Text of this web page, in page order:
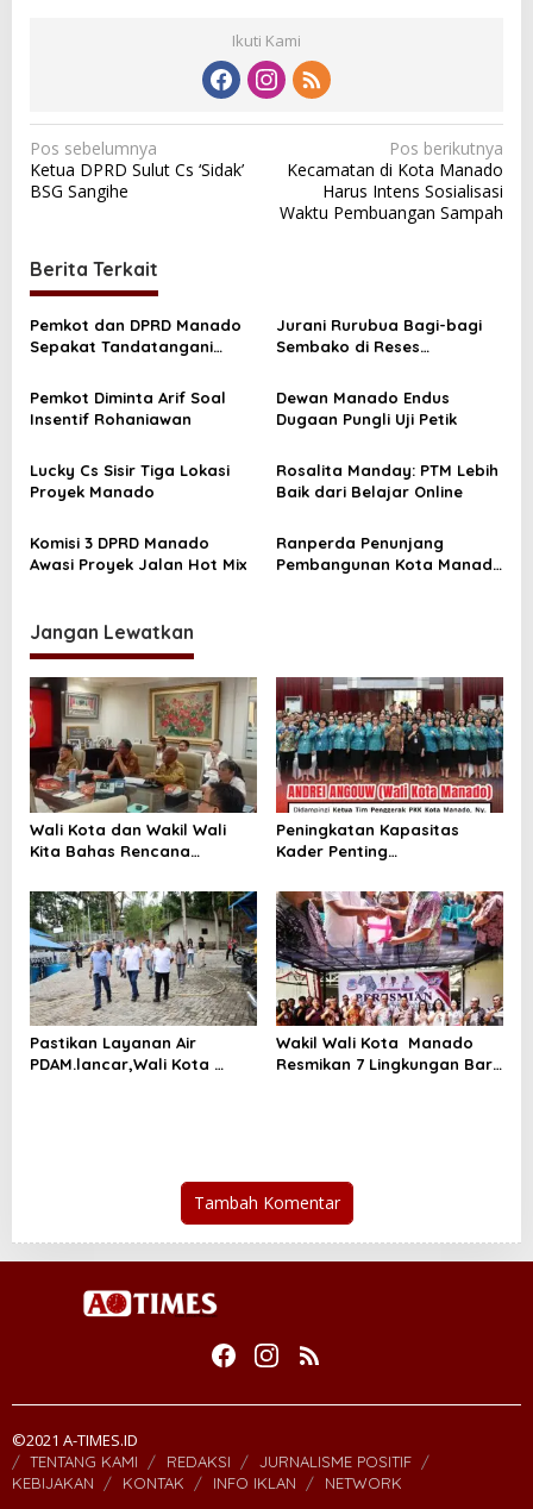
Ikuti Kami
N
a
g
a
s
p
s
Pos sebelumnya
Ketua DPRD Sulut Cs ‘Sidak’
BSG Sangihe
Pos berikutnya
Kecamatan di Kota Manado
Harus Intens Sosialisasi
Waktu Pembuangan Sampah
Berita Terkait
Pemkot dan DPRD Manado
Sepakat Tandatangani
PPAS
Jurani Rurubua Bagi-bagi
Sembako di Reses
Pemkot Diminta Arif Soal
Insentif Rohaniawan
Dewan Manado Endus
Dugaan Pungli Uji Petik
Lucky Cs Sisir Tiga Lokasi
Proyek Manado
Rosalita Manday: PTM Lebih
Baik dari Belajar Online
Komisi 3 DPRD Manado
Awasi Proyek Jalan Hot Mix
Ranperda Penunjang
Pembangunan Kota Manado
Jangan Lewatkan
Wali Kota dan Wakil Wali
Kita Bahas Rencana
Bersama Balai SDA
Peningkatan Kapasitas
Kader Penting
Sebagai Mitra Pemkot
Pastikan Layanan Air
PDAM.lancar,Wali Kota
Wakil Wali Kota Manado
Resmikan 7 Lingkungan Baru
Tambah Komentar
©2021 A-TIMES.ID
TENTANG KAMI REDAKSI
JURNALISME POSITIF
KEBIJAKAN
KONTAK INFO IKLAN NETWORK